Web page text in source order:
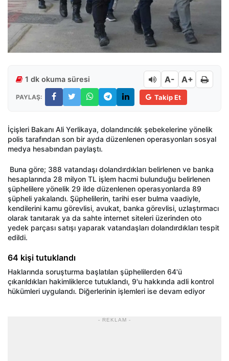
1 dk okuma süresi A- A+
PAYLAŞ: Takip Et
İçişleri Bakanı Ali Yerlikaya, dolandırıcılık şebekelerine yönelik
polis tarafından son bir ayda düzenlenen operasyonları sosyal
medya hesabından paylaştı.
Buna göre; 388 vatandaşı dolandırdıkları belirlenen ve banka
hesaplarında 28 milyon TL işlem hacmi bulunduğu belirlenen
şüphelilere yönelik 29 ilde düzenlenen operasyonlarda 89
şüpheli yakalandı. Şüphelilerin, tarihi eser bulma vaadiyle,
kendilerini kamu görevlisi, avukat, banka görevlisi, uzlaştırmacı
olarak tanıtarak ya da sahte internet siteleri üzerinden oto
yedek parçası satışı yaparak vatandaşları dolandırdıkları tespit
edildi.
64 kişi tutuklandı
Haklarında soruşturma başlatılan şüphelilerden 64'ü
çıkarıldıkları hakimliklerce tutuklandı, 9'u hakkında adli kontrol
hükümleri uygulandı. Diğerlerinin işlemleri ise devam ediyor
- REKLAM -